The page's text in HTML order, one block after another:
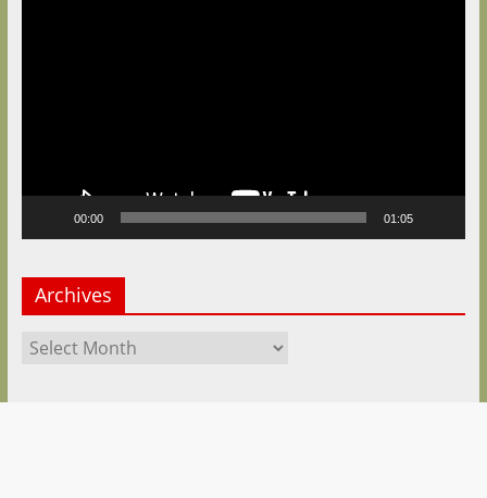
00:00 01:05
Archives
Archives